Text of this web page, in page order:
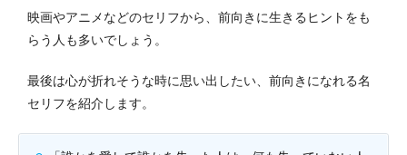
映画やアニメなどのセリフから、前向きに生きるヒントをも
らう人も多いでしょう。
最後は心が折れそうな時に思い出したい、前向きになれる名
セリフを紹介します。